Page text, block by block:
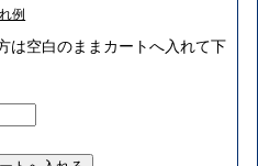
例
は空白のままカートへ入れて下